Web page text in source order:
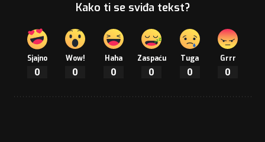
Kako ti se sviđa tekst?
Sjajno
0
Wow!
0
Haha
0
Zaspaću
0
Tuga
0
Grrr
0